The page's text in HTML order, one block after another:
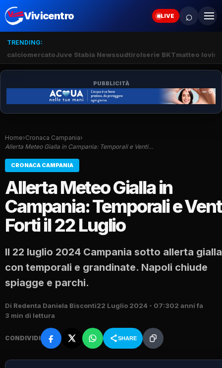
Vivicentro LIVE ⌕
TRENDING:
calciomercatoJuve Stabia Newssudtirolserie BKTmatteo lovisa
PUBBLICITÀ
Home›Cronaca Campania›
Allerta Meteo Gialla in Campania: Temporali e Venti…
CRONACA CAMPANIA
Allerta Meteo Gialla in
Campania: Temporali e
Forti il 22 Luglio
Il 22 luglio 2024 Campania sotto allerta gialla
con temporali e grandinate. Napoli chiude
spiagge e parchi.
Di Redenta Daniela Bisconti22 Luglio 2024 - 07:302 anni fa
3 min di lettura
CONDIVIDI SHARE